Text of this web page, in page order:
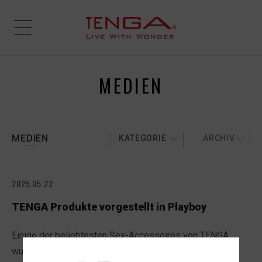
MEDIEN
MEDIEN KATEGORIE ARCHIV
2025.05.22
TENGA Produkte vorgestellt in Playboy
Einige der beliebtesten Sex-Accessoires von TENGA
wurden von Playboy in dem Artikel „